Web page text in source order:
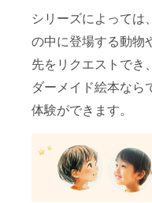
シリーズによっては
の中に登場する動物
先をリクエストでき
ダーメイド絵本なら
体験ができます。